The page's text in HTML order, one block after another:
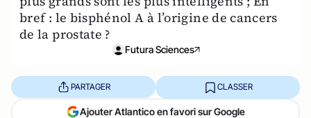
bref : le bisphénol A à l’origine de cancers
de la prostate ?
Futura Sciences
PARTAGER CLASSER
Ajouter Atlantico en favori sur Google